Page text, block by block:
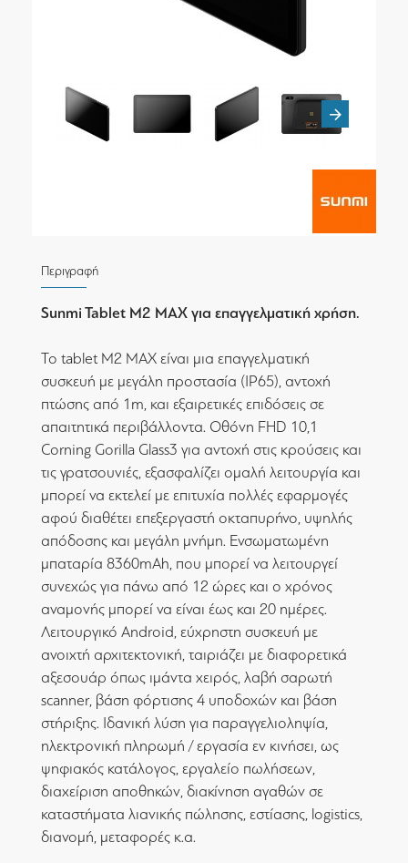
Περιγραφή
Sunmi Tablet M2 MAX για επαγγελματική χρήση.
Το tablet M2 MAX είναι μια επαγγελματική
συσκευή με μεγάλη προστασία (IP65), αντοχή
πτώσης από 1m, και εξαιρετικές επιδόσεις σε
απαιτητικά περιβάλλοντα. Οθόνη FHD 10,1
Corning Gorilla Glass3 για αντοχή στις κρούσεις και
τις γρατσουνιές, εξασφαλίζει ομαλή λειτουργία και
μπορεί να εκτελεί με επιτυχία πολλές εφαρμογές
αφού διαθέτει επεξεργαστή οκταπυρήνο, υψηλής
απόδοσης και μεγάλη μνήμη. Ενσωματωμένη
μπαταρία 8360mAh, που μπορεί να λειτουργεί
συνεχώς για πάνω από 12 ώρες και ο χρόνος
αναμονής μπορεί να είναι έως και 20 ημέρες.
Λειτουργικό Android, εύχρηστη συσκευή με
ανοιχτή αρχιτεκτονική, ταιριάζει με διαφορετικά
αξεσουάρ όπως ιμάντα χειρός, λαβή σαρωτή
scanner, βάση φόρτισης 4 υποδοχών και βάση
στήριξης. Ιδανική λύση για παραγγελιοληψία,
ηλεκτρονική πληρωμή / εργασία εν κινήσει, ως
ψηφιακός κατάλογος, εργαλείο πωλήσεων,
διαχείριση αποθηκών, διακίνηση αγαθών σε
καταστήματα λιανικής πώλησης, εστίασης, logistics,
διανομή, μεταφορές κ.α.